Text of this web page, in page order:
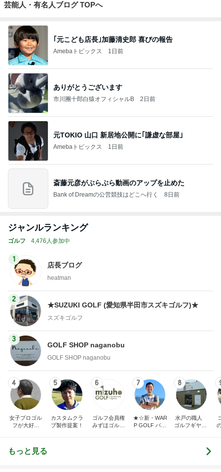
芸能人・有名人ブログ TOPへ
｢元こども店長｣加藤清史郎 喜びの報告
Amebaトピックス 1日前
ありがとうございます
市川團十郎白猿オフィシャルB 2日前
元TOKIO 山口 新居地公開に｢謙虚な部屋｣
Amebaトピックス 1日前
斎藤元彦がぶらぶら動画のアップを止めた
Bank of Dreamの公営競技はどこへ行く 8日前
ジャンルランキング
ゴルフ 4,476人参加中
1
店長ブログ
heatman
2
★SUZUKI GOLF (愛知県半田市スズキゴルフ)★
スズキゴルフ
3
GOLF SHOP naganobu
GOLF SHOP naganobu
4
女子プロゴル
フが大好き
5
カスタムクラ
ブ製作提案！
6
ゴルフ会員権
みずほゴルフ
7
★☆新・WAR
P GOLF バカ
8
水戸の職人
ゴルフギヤTO
もっと見る